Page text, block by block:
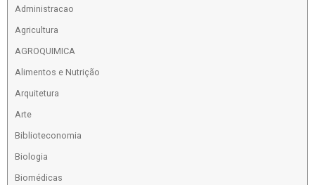
Administracao
Agricultura
AGROQUIMICA
Alimentos e Nutrição
Arquitetura
Arte
Biblioteconomia
Biologia
Biomédicas